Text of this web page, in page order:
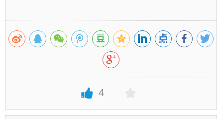
4